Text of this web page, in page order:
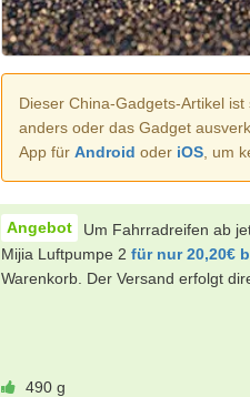
Dieser China-Gadgets-Artikel
anders oder das Gadget
App für Android oder iOS , um
Um Fahrradreifen ab
Mijia Luftpumpe 2 für nur 20,20€
Warenkorb. Der Versand erfolgt
490 g